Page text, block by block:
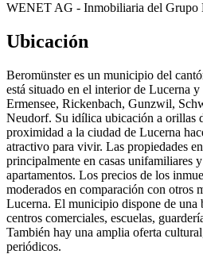
WENET AG - Inmobiliaria del Grupo
Ubicación
Beromünster es un municipio del
está situado en el interior de Lucerna
Ermensee, Rickenbach, Gunzwil,
Neudorf. Su idílica ubicación a orillas
proximidad a la ciudad de Lucerna
atractivo para vivir. Las propiedades
principalmente en casas unifamiliares
apartamentos. Los precios de los
moderados en comparación con otros
Lucerna. El municipio dispone de una
centros comerciales, escuelas,
También hay una amplia oferta
periódicos.